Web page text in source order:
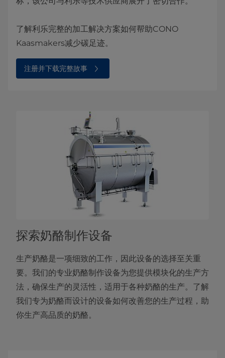
了解利乐完整的加工解决方案如何帮助CONO
Kaasmakers减少碳足迹。
注册并下载完整故事⁠⁠
探索奶酪制作设备
生产奶酪是一项细致的工作，因此设备的选择至关重
要。我们的专业奶酪制作设备为您提供模块化的生产方
法，确保生产的灵活性，适用于各种奶酪的生产。了解
我们专为奶酪而设计的设备如何改善您的生产过程，助
你生产高品质的奶酪。